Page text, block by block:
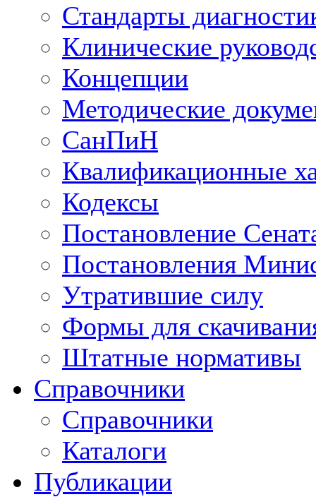
Стандарты
Клинические
Концепции
Методические
СанПиН
Квалификационные
Кодексы
Постановление
Постановления
Утратившие силу
Формы для
Штатные нормативы
Справочники
Справочники
Каталоги
Публикации